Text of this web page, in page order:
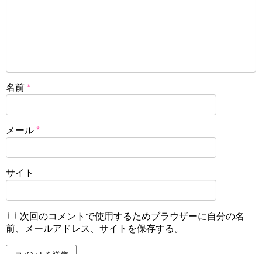
名前 *
メール *
サイト
次回のコメントで使用するためブラウザーに自分の名
前、メールアドレス、サイトを保存する。